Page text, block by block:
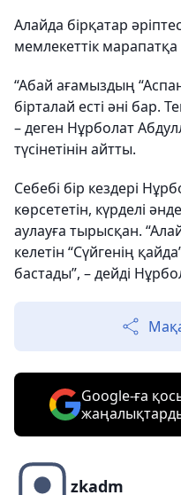
Алайда бірқатар
мемлекеттік
“Абай ағамыздың
бірталай есті әні бар.
– деген Нұрболат
түсінетінін айтты.
Себебі бір кездері
көрсететін, күрделі
аулауға тырысқан.
келетін “Сүйгенің
бастады”, – дейді
Google-ға
zkadm